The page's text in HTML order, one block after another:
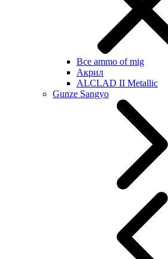
Все ammo of mig
Акрил
ALCLAD II Metallic
Gunze Sangyo